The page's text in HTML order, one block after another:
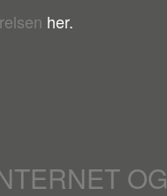
her.
OG